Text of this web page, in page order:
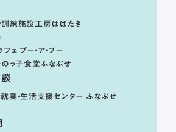
練施設工房はばたき
ェ プー・ア・プー
っ子食堂ふなぶせ
業・生活支援センター ふなぶせ